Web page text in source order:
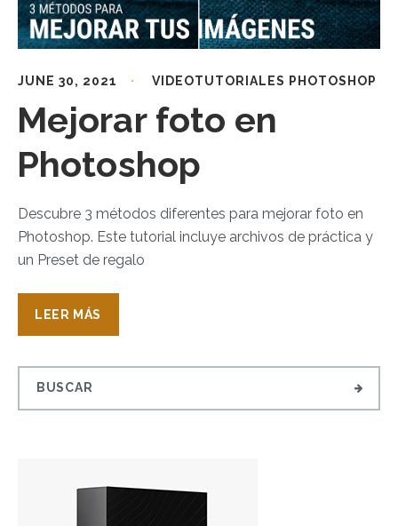
JUNE 30, 2021 VIDEOTUTORIALES PHOTOSHOP
Mejorar foto en
Photoshop
Descubre 3 métodos diferentes para mejorar foto en
Photoshop. Este tutorial incluye archivos de práctica y
un Preset de regalo
LEER MÁS